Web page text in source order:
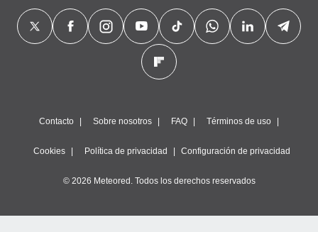
Contacto Sobre nosotros FAQ Términos de uso
Cookies Política de privacidad Configuración de privacidad
© 2026 Meteored. Todos los derechos reservados